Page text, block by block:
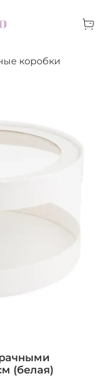
коробки
(белая)